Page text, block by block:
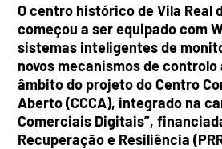
O centro histórico de Vila Real
começou a ser equipado com
sistemas inteligentes de
novos mecanismos de controlo
âmbito do projeto do Centro
Aberto (CCCA), integrado na
Comerciais Digitais”,
Recuperação e Resiliência